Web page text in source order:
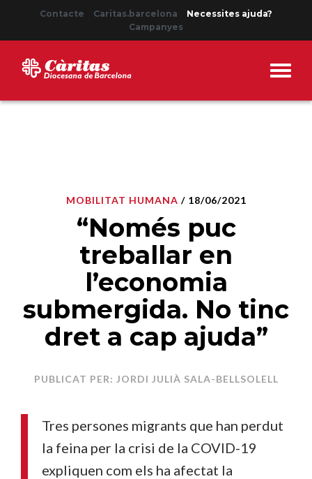
Contacte Caritas.barcelona
Necessites ajuda?
Campanyes
MOBILITAT HUMANA / 18/06/2021
“Només puc
treballar en
l’economia
submergida. No tinc
dret a cap ajuda”
PUBLICAT PER: JORDI JULIÀ SALA-BELLSOLELL
Tres persones migrants que han perdut
la feina per la crisi de la COVID-19
expliquen com els ha afectat la